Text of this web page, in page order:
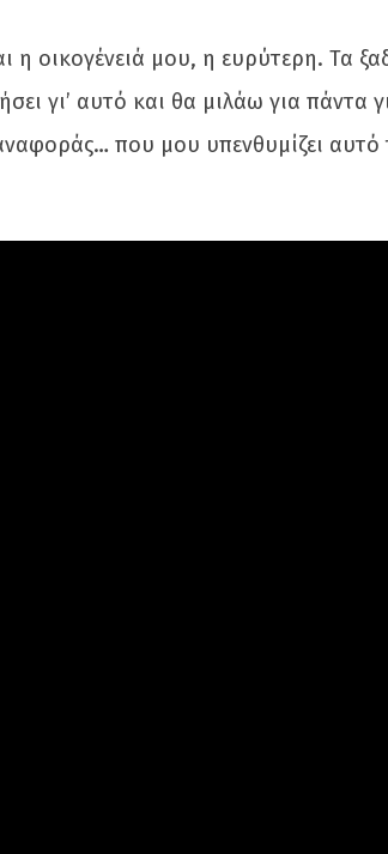
οικογένειά μου, η ευρύτερη. Τα
γι’ αυτό και θα μιλάω για πάντα
που μου υπενθυμίζει